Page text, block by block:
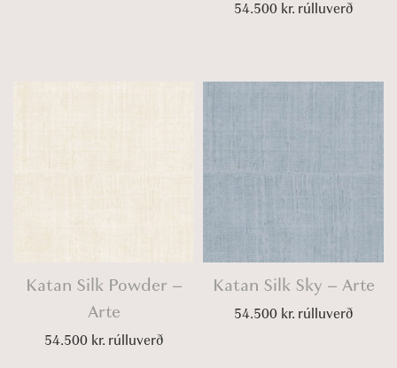
54.500 kr.rúlluverð
Katan Silk Powder –
Arte
54.500 kr.rúlluverð
Katan Silk Sky – Arte
54.500 kr.rúlluverð